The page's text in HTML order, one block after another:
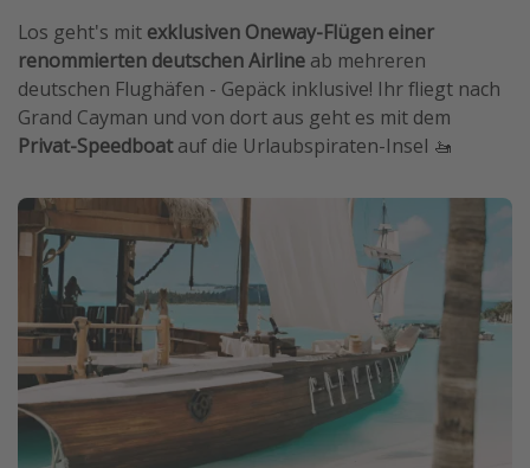
Los geht's mit exklusiven Oneway-Flügen einer
renommierten deutschen Airline ab mehreren
deutschen Flughäfen - Gepäck inklusive! Ihr fliegt nach
Grand Cayman und von dort aus geht es mit dem
Privat-Speedboatauf die Urlaubspiraten-Insel 🚤